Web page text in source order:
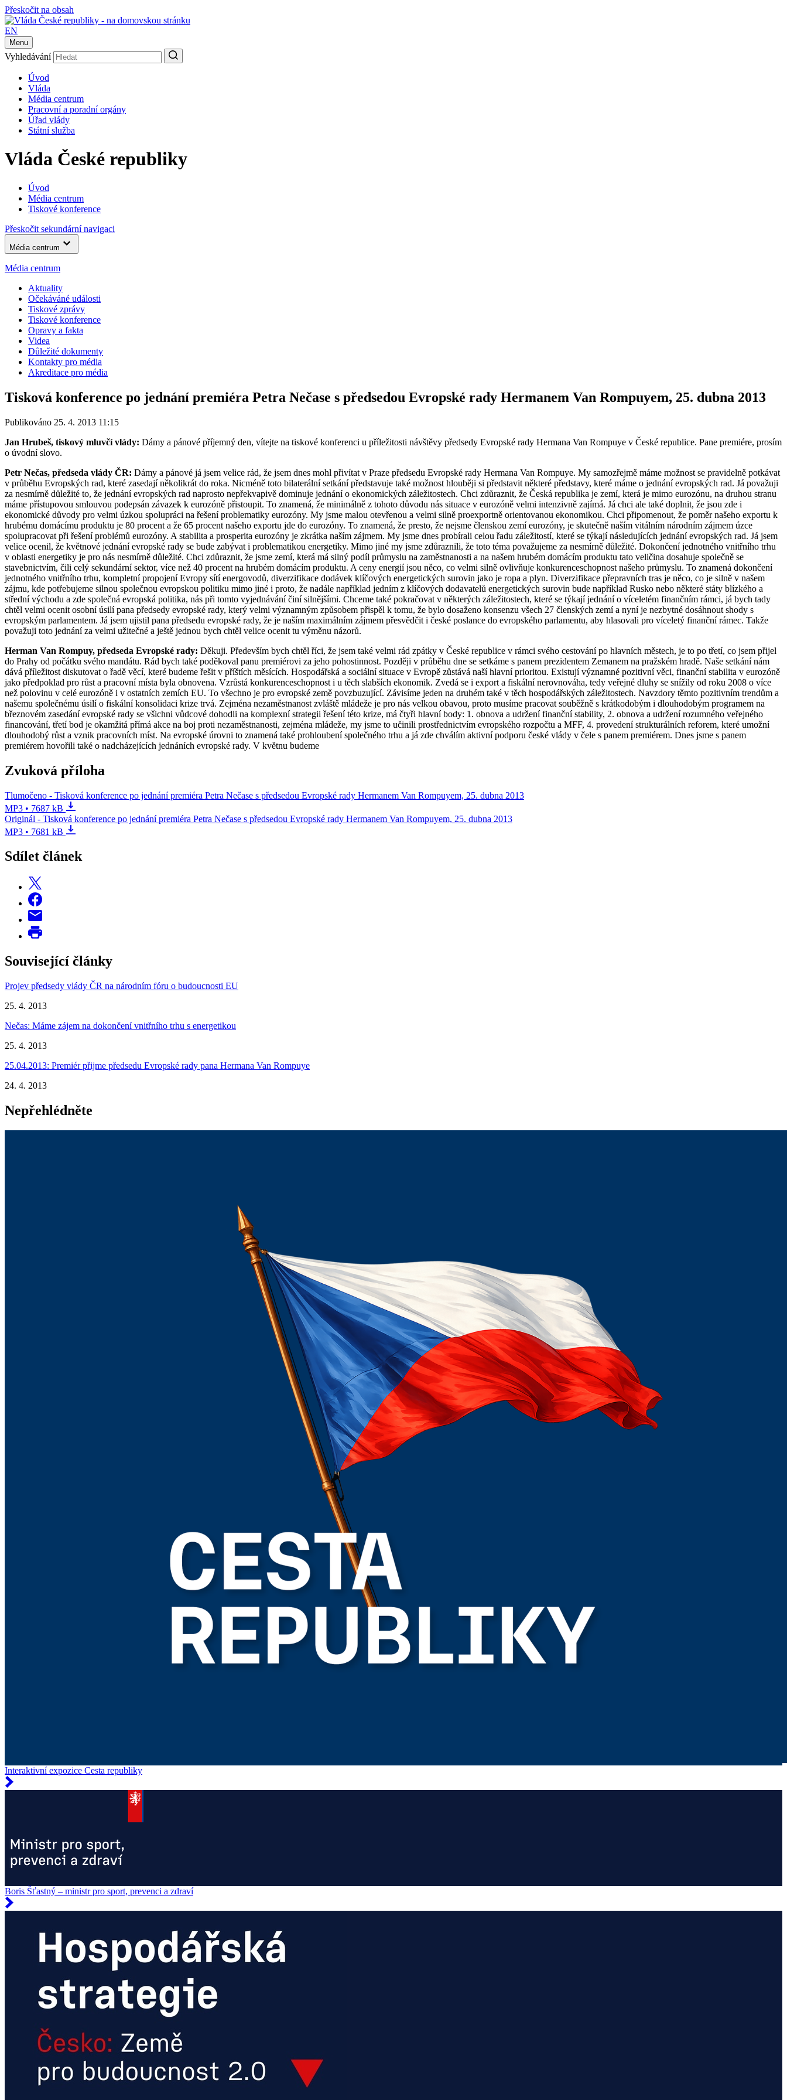
Přeskočit na obsah
EN
Menu
Vyhledávání
Úvod
Vláda
Média centrum
Pracovní a poradní orgány
Úřad vlády
Státní služba
Vláda České republiky
Úvod
Média centrum
Tiskové konference
Přeskočit sekundární navigaci
Média centrum
Média centrum
Aktuality
Očekáváné události
Tiskové zprávy
Tiskové konference
Opravy a fakta
Videa
Důležité dokumenty
Kontakty pro média
Akreditace pro média
Tisková konference po jednání premiéra Petra Nečase s předsedou Evropské rady Hermanem Van Rompuyem, 25. dubna 2013
Publikováno 25. 4. 2013 11:15
Jan Hrubeš, tiskový mluvčí vlády: Dámy a pánové příjemný den, vítejte na tiskové konferenci u příležitosti návštěvy předsedy Evropské rady Hermana Van Rompuye v České republice. Pane premiére, prosím
o úvodní slovo.
Petr Nečas, předseda vlády ČR: Dámy a pánové já jsem velice rád, že jsem dnes mohl přivítat v Praze předsedu Evropské rady Hermana Van Rompuye. My samozřejmě máme možnost se pravidelně potkávat
v průběhu Evropských rad, které zasedají několikrát do roka. Nicméně toto bilaterální setkání představuje také možnost hlouběji si představit některé představy, které máme o jednání evropských rad. Já považuji
za nesmírně důležité to, že jednání evropských rad naprosto nepřekvapivě dominuje jednání o ekonomických záležitostech. Chci zdůraznit, že Česká republika je zemí, která je mimo eurozónu, na druhou stranu
máme přístupovou smlouvou podepsán závazek k eurozóně přistoupit. To znamená, že minimálně z tohoto důvodu nás situace v eurozóně velmi intenzivně zajímá. Já chci ale také doplnit, že jsou zde i
ekonomické důvody pro velmi úzkou spolupráci na řešení problematiky eurozóny. My jsme malou otevřenou a velmi silně proexportně orientovanou ekonomikou. Chci připomenout, že poměr našeho exportu k
hrubému domácímu produktu je 80 procent a že 65 procent našeho exportu jde do eurozóny. To znamená, že presto, že nejsme členskou zemí eurozóny, je skutečně naším vitálním národním zájmem úzce
spolupracovat při řešení problémů eurozóny. A stabilita a prosperita eurozóny je zkrátka naším zájmem. My jsme dnes probírali celou řadu záležitostí, které se týkají následujících jednání evropských rad. Já jsem
velice ocenil, že květnové jednání evropské rady se bude zabývat i problematikou energetiky. Mimo jiné my jsme zdůraznili, že toto téma považujeme za nesmírně důležité. Dokončení jednotného vnitřního trhu
v oblasti energetiky je pro nás nesmírně důležité. Chci zdůraznit, že jsme zemí, která má silný podíl průmyslu na zaměstnanosti a na našem hrubém domácím produktu tato veličina dosahuje společně se
stavebnictvím, čili celý sekundární sektor, více než 40 procent na hrubém domácím produktu. A ceny energií jsou něco, co velmi silně ovlivňuje konkurenceschopnost našeho průmyslu. To znamená dokončení
jednotného vnitřního trhu, kompletní propojení Evropy sítí energovodů, diverzifikace dodávek klíčových energetických surovin jako je ropa a plyn. Diverzifikace přepravních tras je něco, co je silně v našem
zájmu, kde potřebujeme silnou společnou evropskou politiku mimo jiné i proto, že nadále například jedním z klíčových dodavatelů energetických surovin bude například Rusko nebo některé státy blízkého a
střední východu a zde společná evropská politika, nás při tomto vyjednávání činí silnějšími. Chceme také pokračovat v některých záležitostech, které se týkají jednání o víceletém finančním rámci, já bych tady
chtěl velmi ocenit osobní úsilí pana předsedy evropské rady, který velmi významným způsobem přispěl k tomu, že bylo dosaženo konsenzu všech 27 členských zemí a nyní je nezbytné dosáhnout shody s
evropským parlamentem. Já jsem ujistil pana předsedu evropské rady, že je naším maximálním zájmem přesvědčit i české poslance do evropského parlamentu, aby hlasovali pro víceletý finanční rámec. Takže
považuji toto jednání za velmi užitečné a ještě jednou bych chtěl velice ocenit tu výměnu názorů.
Herman Van Rompuy, předseda Evropské rady: Děkuji. Především bych chtěl říci, že jsem také velmi rád zpátky v České republice v rámci svého cestování po hlavních městech, je to po třetí, co jsem přijel
do Prahy od počátku svého mandátu. Rád bych také poděkoval panu premiérovi za jeho pohostinnost. Později v průběhu dne se setkáme s panem prezidentem Zemanem na pražském hradě. Naše setkání nám
dává příležitost diskutovat o řadě věcí, které budeme řešit v příštích měsících. Hospodářská a sociální situace v Evropě zůstává naší hlavní prioritou. Existují významné pozitivní věci, finanční stabilita v eurozóně
jako předpoklad pro růst a pracovní místa byla obnovena. Vzrůstá konkurenceschopnost i u těch slabších ekonomik. Zvedá se i export a fiskální nerovnováha, tedy veřejné dluhy se snížily od roku 2008 o více
než polovinu v celé eurozóně i v ostatních zemích EU. To všechno je pro evropské země povzbuzující. Závisíme jeden na druhém také v těch hospodářských záležitostech. Navzdory těmto pozitivním trendům a
našemu společnému úsilí o fiskální konsolidaci krize trvá. Zejména nezaměstnanost zvláště mládeže je pro nás velkou obavou, proto musíme pracovat souběžně s krátkodobým i dlouhodobým programem na
březnovém zasedání evropské rady se všichni vůdcové dohodli na komplexní strategii řešení této krize, má čtyři hlavní body: 1. obnova a udržení finanční stability, 2. obnova a udržení rozumného veřejného
financování, třetí bod je okamžitá přímá akce na boj proti nezaměstnanosti, zejména mládeže, my jsme to učinili prostřednictvím evropského rozpočtu a MFF, 4. provedení strukturálních reforem, které umožní
dlouhodobý růst a vznik pracovních míst. Na evropské úrovni to znamená také prohloubení společného trhu a já zde chválím aktivní podporu české vlády v čele s panem premiérem. Dnes jsme s panem
premiérem hovořili také o nadcházejících jednáních evropské rady. V květnu budeme
Zvuková příloha
Tlumočeno - Tisková konference po jednání premiéra Petra Nečase s předsedou Evropské rady Hermanem Van Rompuyem, 25. dubna 2013
MP3 • 7687 kB
Originál - Tisková konference po jednání premiéra Petra Nečase s předsedou Evropské rady Hermanem Van Rompuyem, 25. dubna 2013
MP3 • 7681 kB
Sdílet článek
Související články
Projev předsedy vlády ČR na národním fóru o budoucnosti EU
25. 4. 2013
Nečas: Máme zájem na dokončení vnitřního trhu s energetikou
25. 4. 2013
25.04.2013: Premiér přijme předsedu Evropské rady pana Hermana Van Rompuye
24. 4. 2013
Nepřehlédněte
Interaktivní expozice Cesta republiky
Boris Šťastný – ministr pro sport, prevenci a zdraví